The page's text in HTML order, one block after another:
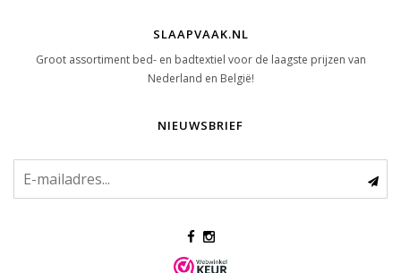
SLAAPVAAK.NL
Groot assortiment bed- en badtextiel voor de laagste prijzen van
Nederland en België!
NIEUWSBRIEF